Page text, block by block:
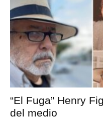
“El Fuga” Henry
del medio